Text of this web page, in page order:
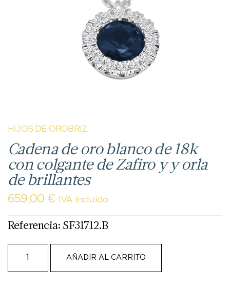
HIJOS DE OROBRIZ
Cadena de oro blanco de 18k
con colgante de Zafiro y y orla
de brillantes
659,00 € IVA Incluido
Referencia: SF31712.B
AÑADIR AL CARRITO